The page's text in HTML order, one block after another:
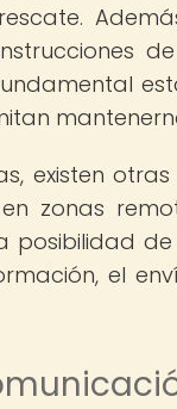
existen
zonas
posibilidad
el